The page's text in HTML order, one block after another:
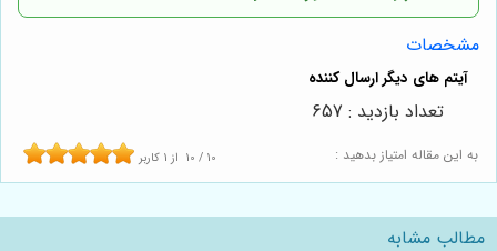
مشخصات
به این مقاله امتیاز بدهید : 10 / 10 از 1 کاربر
تعداد بازدید : 657
مطالب مشابه